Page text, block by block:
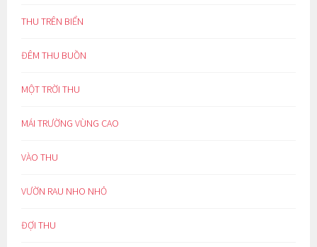
THU TRÊN BIỂN
ĐÊM THU BUỒN
MỘT TRỜI THU
MÁI TRƯỜNG VÙNG CAO
VÀO THU
VƯỜN RAU NHO NHỎ
ĐỢI THU